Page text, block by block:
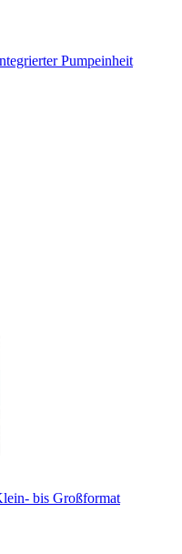
Pumpeinheit
bis Großformat